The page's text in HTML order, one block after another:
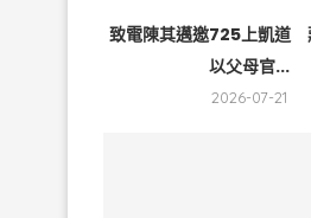
致電陳其邁邀725上凱道
以父母官...
2026-07-21